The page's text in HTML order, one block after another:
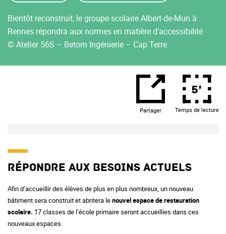
Bientôt reconstruit, le groupe scolaire Albert-de-Mun à
Rennes répondra aux normes en matière d’accessibilité
© Atelier 56S – Betom Ingénierie – Cap Terre
Partager
5’
Temps de lecture
Répondre aux besoins actuels
Afin d’accueillir des élèves de plus en plus nombreux, un nouveau
bâtiment sera construit et abritera lenouvel espace de restauration
scolaire. 17 classes de l’école primaire seront accueillies dans ces
nouveaux espaces.